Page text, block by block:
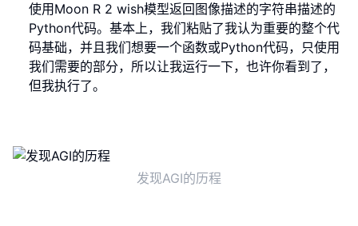
使用Moon R 2 wish模型返回图像描述的字符串描述的
Python代码。基本上，我们粘贴了我认为重要的整个代
码基础，并且我们想要一个函数或Python代码，只使用
我们需要的部分，所以让我运行一下，也许你看到了，
但我执行了。
发现AGI的历程